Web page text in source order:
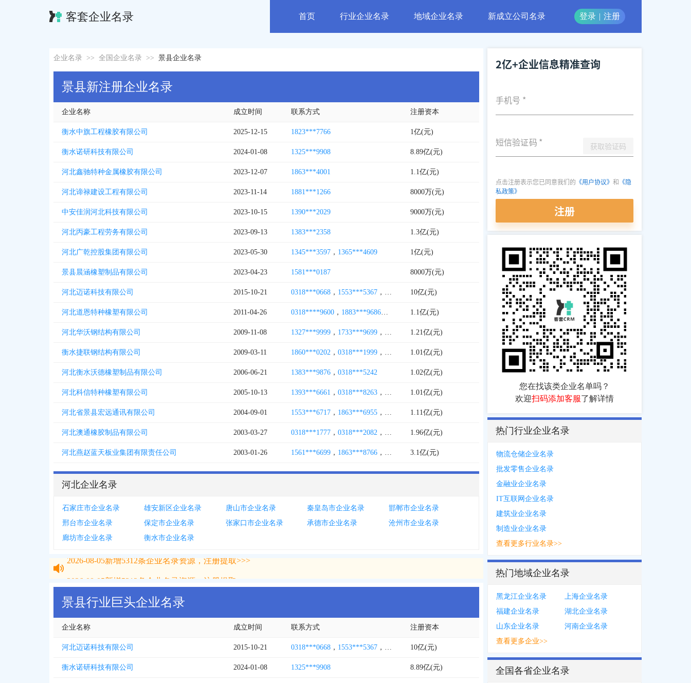
客套企业名录 首页 行业企业名录 地域企业名录 新成立公司名录 登录 | 注册
企业名录 >> 全国企业名录 >> 景县企业名录
景县新注册企业名录
企业名称 成立时间 联系方式 注册资本
衡水中旗工程橡胶有限公司 2025-12-15 1823***7766 1亿(元)
衡水诺研科技有限公司 2024-01-08 1325***9908 8.89亿(元)
河北鑫驰特种金属橡胶有限公司 2023-12-07 1863***4001 1.1亿(元)
河北谛禄建设工程有限公司 2023-11-14 1881***1266 8000万(元)
中安佳润河北科技有限公司 2023-10-15 1390***2029 9000万(元)
河北丙豪工程劳务有限公司 2023-09-13 1383***2358 1.3亿(元)
河北广乾控股集团有限公司 2023-05-30 1345***3597 ， 1365***4609 1亿(元)
景县晨涵橡塑制品有限公司 2023-04-23 1581***0187 8000万(元)
河北迈诺科技有限公司 2015-10-21 0318***0668 ， 1553***5367 ， 0318***6669，1580***4941 1553***5962
10亿(元)
河北道恩特种橡塑有限公司 2011-04-26 0318****9600 ， 1883***9686， 4006264815，1893***5868 0318***6913，0318***9666 ， 1803***9998， 1850***2822
1.1亿(元)
河北华沃钢结构有限公司 2009-11-08 1327***9999 ， 1733***9699 ， 0318***1156，1880***5550 1383***0897，1383***7678，1563***0000，1563***1111
1.21亿(元)
衡水捷联钢结构有限公司 2009-03-11 1860***0202 ， 0318***1999 ， 1863***7257，0318***9888 0318***1666
1.01亿(元)
河北衡水沃德橡塑制品有限公司 2006-06-21 1383***9876 ， 0318***5242 1.02亿(元)
河北科信特种橡塑有限公司 2005-10-13 1393***6661 ， 0318***8263 ， 1373***9906，0318***9566
1.01亿(元)
河北省景县宏远通讯有限公司 2004-09-01 1553***6717 ， 1863***6955 ， 1390***4282，1561***3282
1.11亿(元)
河北澳通橡胶制品有限公司 2003-03-27 0318***1777 ， 0318***2082 ， 1329***3888，1870***3737 1550***2534，0318***2081，
1.96亿(元)
河北燕赵蓝天板业集团有限责任公司 2003-01-26 1561***6699 ， 1863***8766 ， 0318***8556，0318***2599 0318***8169，0318***6666
3.1亿(元)
河北企业名录
石家庄市企业名录 雄安新区企业名录 唐山市企业名录 秦皇岛市企业名录
邯郸市企业名录
邢台市企业名录
保定市企业名录 张家口市企业名录 承德市企业名录
沧州市企业名录
廊坊市企业名录
衡水市企业名录
景县行业巨头企业名录
企业名称 成立时间 联系方式 注册资本
河北迈诺科技有限公司 2015-10-21 0318***0668 ， 1553***5367 ， 0318***6669，1580***4941
10亿(元)
衡水诺研科技有限公司 2024-01-08 1325***9908 8.89亿(元)
2亿+企业信息精准查询
手机号 *
短信验证码 * 获取验证码
点击注册表示您已同意我们的 《用户协议》 和 《隐
私政策》
注册
您在找该类企业名单吗？
欢迎扫码添加客服了解详情
热门行业企业名录
物流仓储企业名录
批发零售企业名录
金融业企业名录
IT互联网企业名录
建筑业企业名录
制造业企业名录
查看更多行业名录>>
热门地域企业名录
黑龙江企业名录
上海企业名录
福建企业名录
湖北企业名录
山东企业名录
河南企业名录
查看更多企业>>
全国各省企业名录